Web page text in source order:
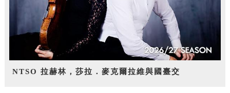
NTSO 拉赫林，莎拉．麥克爾拉維與國臺交